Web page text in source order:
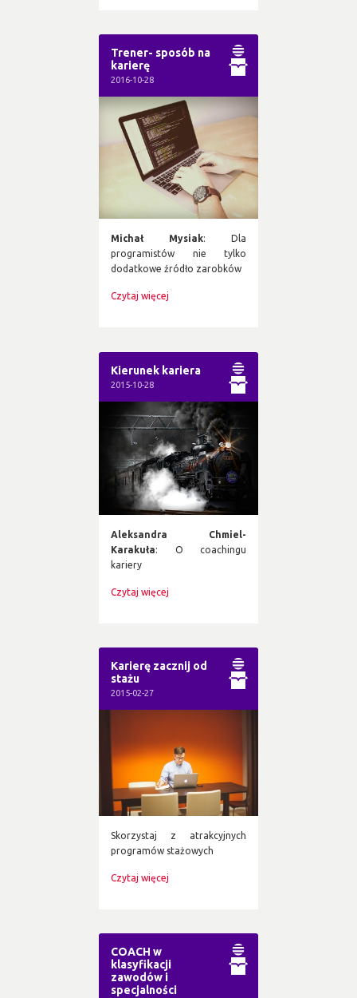
Trener- sposób na
karierę
2016-10-28
Michał Mysiak: Dla
programistów nie tylko
dodatkowe źródło zarobków
Czytaj więcej
Kierunek kariera
2015-10-28
Aleksandra Chmiel-
Karakuła: O coachingu
kariery
Czytaj więcej
Karierę zacznij od
stażu
2015-02-27
Skorzystaj z atrakcyjnych
programów stażowych
Czytaj więcej
COACH w
klasyfikacji
zawodów i
specjalności